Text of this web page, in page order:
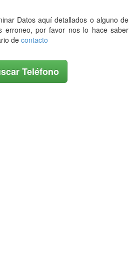
Datos aquí detallados o alguno de
erroneo, por favor nos lo hace saber
de contacto
Teléfono